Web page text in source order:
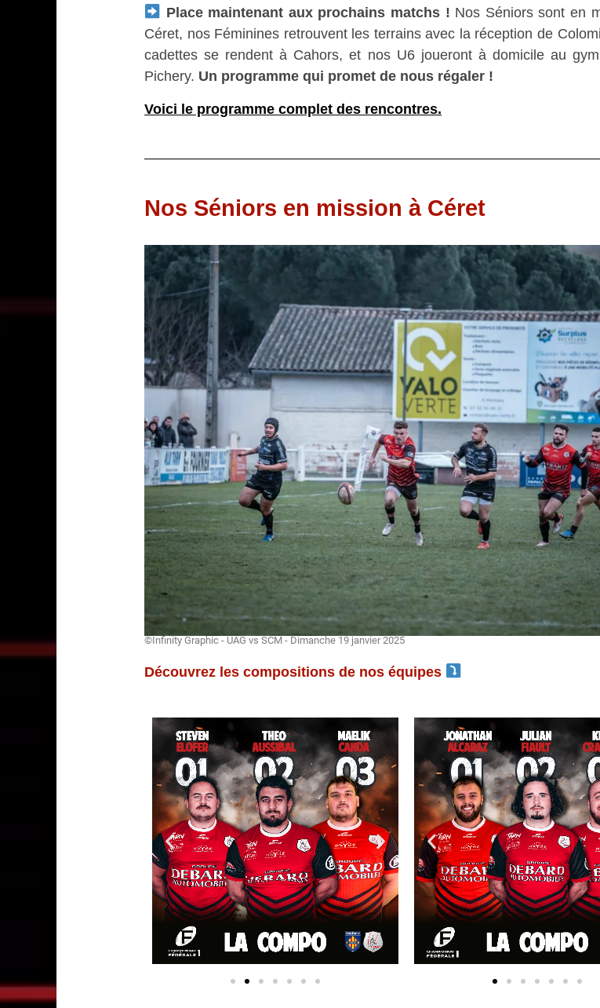
Place maintenant aux prochains matchs ! Nos Séniors sont en
Céret, nos Féminines retrouvent les terrains avec la réception de
cadettes se rendent à Cahors, et nos U6 joueront à domicile au
Pichery. Un programme qui promet de nous régaler !
Voici le programme complet des rencontres.
Nos Séniors en mission à Céret
©Infinity Graphic - UAG vs SCM - Dimanche 19 janvier 2025
Découvrez les compositions de nos équipes